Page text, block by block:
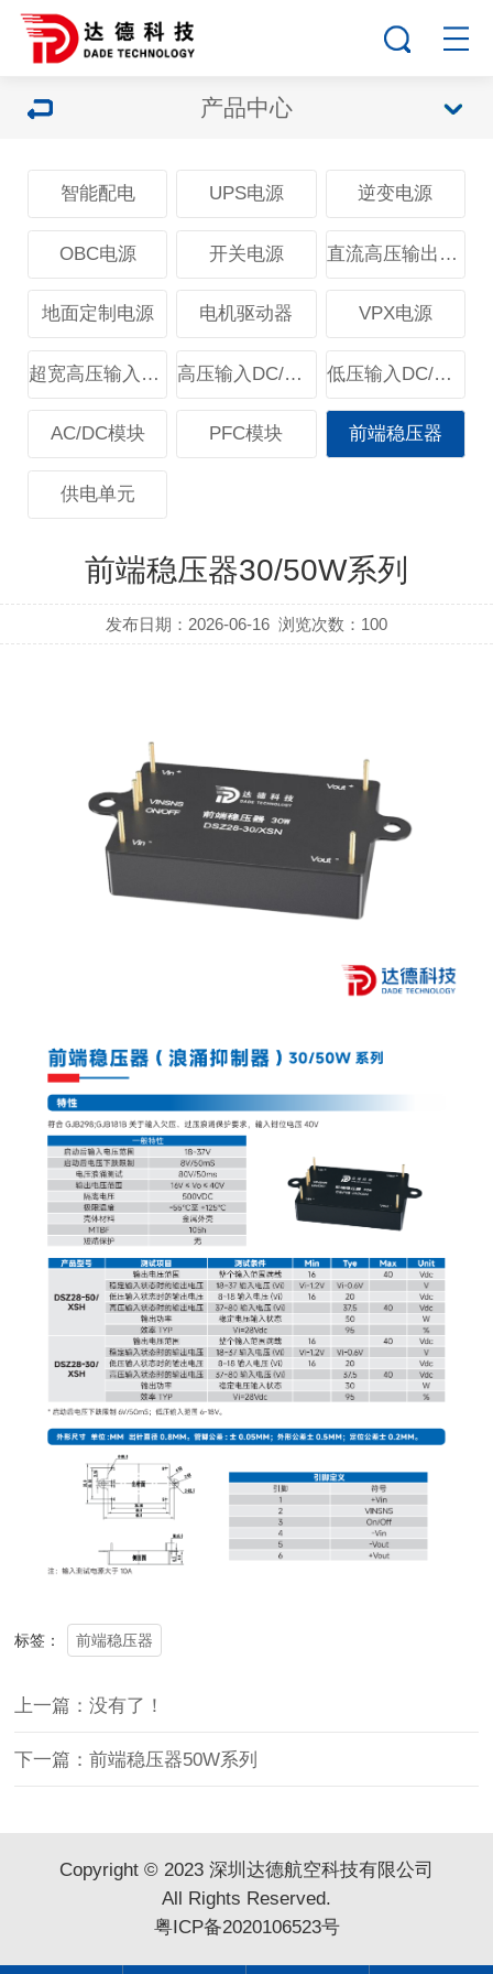
产品中心
智能配电 UPS电源 逆变电源
OBC电源 开关电源 直流高压输出电源
地面定制电源 电机驱动器 VPX电源
超宽高压输入DC/DC模块 高压输入DC/DC模块 低压输入DC/DC模块
AC/DC模块 PFC模块 前端稳压器
供电单元
前端稳压器30/50W系列
发布日期：2026-06-16 浏览次数： 100
标签： 前端稳压器
上一篇：没有了！
下一篇：前端稳压器50W系列
Copyright © 2023 深圳达德航空科技有限公司
All Rights Reserved.
粤ICP备2020106523号